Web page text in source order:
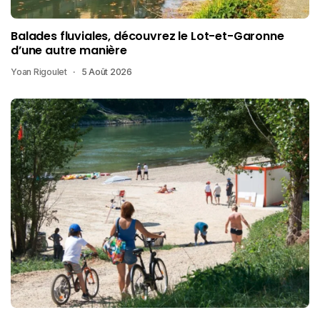
Balades fluviales, découvrez le Lot-et-Garonne
d’une autre manière
Yoan Rigoulet 5 Août 2026